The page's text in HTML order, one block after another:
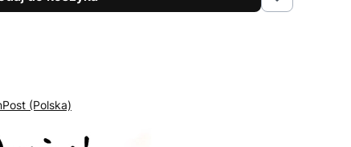
(Polska)